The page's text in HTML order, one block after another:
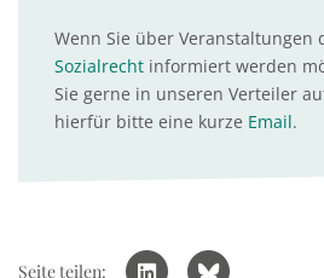
Wenn Sie über Veranstaltungen
Sozialrecht informiert werden
Sie gerne in unseren Verteiler
hierfür bitte eine kurze Email.
Seite teilen: